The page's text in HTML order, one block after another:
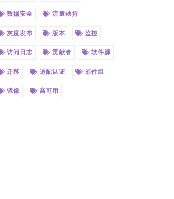
数据安全 流量劫持
灰度发布 版本 监控
访问日志 贡献者 软件源
迁移 适配认证 邮件组
镜像 高可用